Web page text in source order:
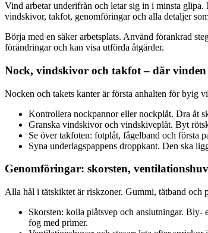
Vind arbetar underifrån och letar sig in i minsta
vindskivor, takfot, genomföringar och alla detaljer
Börja med en säker arbetsplats. Använd förankrad
förändringar och kan visa utförda åtgärder.
Nock, vindskivor och takfot – där
Nocken och takets kanter är första anhalten för byig
Kontrollera nockpannor eller nockplåt. Dra åt
Granska vindskivor och vindskiveplåt. Byt
Se över takfoten: fotplåt, fågelband och första
Syna underlagspappens droppkant. Den ska
Genomföringar: skorsten,
Alla hål i tätskiktet är riskzoner. Gummi, tätband och
Skorsten: kolla plåtsvep och anslutningar. Bly-
fog med primer.